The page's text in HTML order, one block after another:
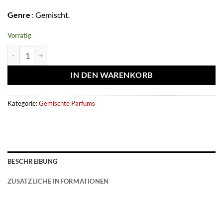
Genre : Gemischt.
Vorrätig
IN DEN WARENKORB
Kategorie:Gemischte Parfums
BESCHREIBUNG
ZUSÄTZLICHE INFORMATIONEN